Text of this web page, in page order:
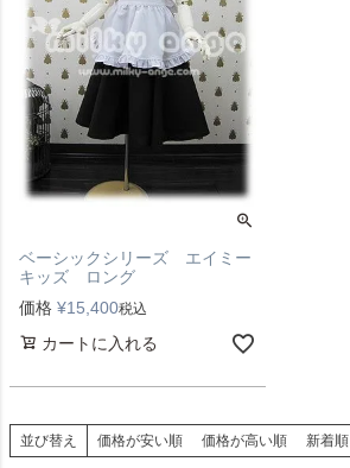
ベーシックシリーズ エイミー
キッズ ロング
価格 ¥15,400税込
カートに入れる
並び替え 価格が安い順 価格が高い順 新着順